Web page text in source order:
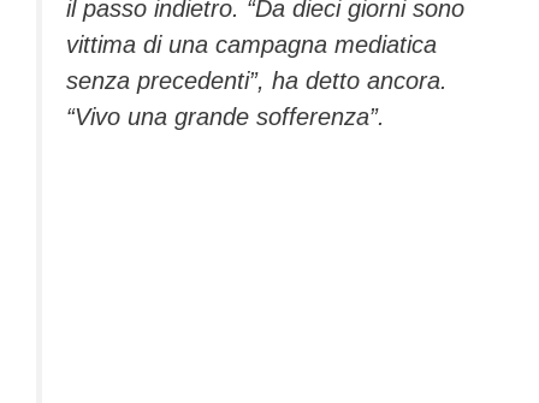
il passo indietro. “Da dieci giorni sono
vittima di una campagna mediatica
senza precedenti”, ha detto ancora.
“Vivo una grande sofferenza”.